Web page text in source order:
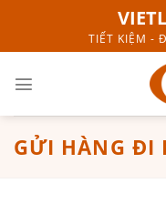
content
TIẾT KIỆM -
GỬI HÀNG ĐI